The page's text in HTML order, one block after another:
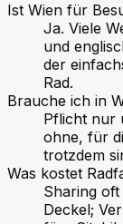
Ist Wien für
Ja. Viele
und
der
Rad.
Brauche ich in
Pflicht nur
ohne, für
trotzdem
Was kostet
Sharing
Deckel;